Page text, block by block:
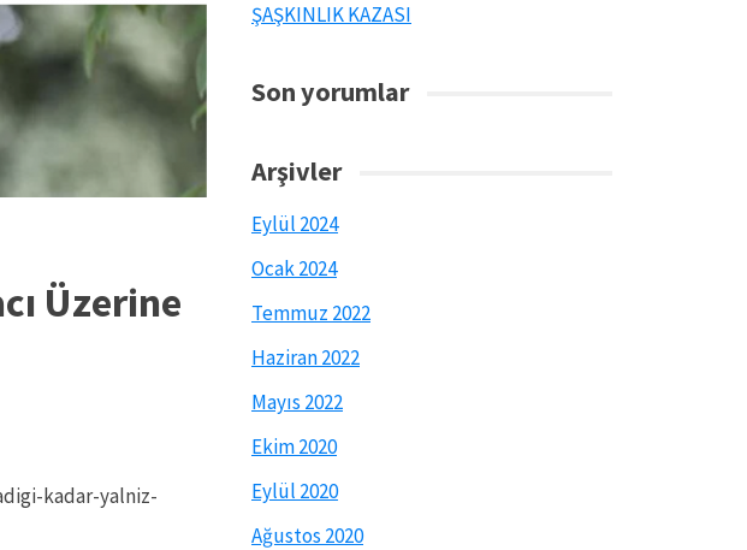
Üzerine
kadar-yalniz-
ŞAŞKINLIK KAZASI
Son yorumlar
Arşivler
Eylül 2024
Ocak 2024
Temmuz 2022
Haziran 2022
Mayıs 2022
Ekim 2020
Eylül 2020
Ağustos 2020